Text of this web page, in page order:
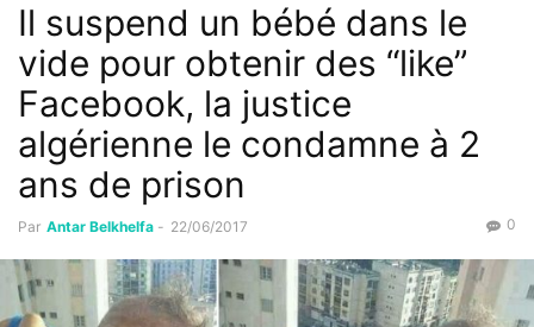
Il suspend un bébé dans le
vide pour obtenir des “like”
Facebook, la justice
algérienne le condamne à 2
ans de prison
Par Antar Belkhelfa - 22/06/2017 0